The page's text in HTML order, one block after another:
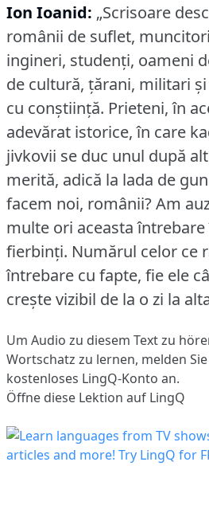
Ion Ioanid: „Scrisoare
românii de suflet,
ingineri, studenţi, oameni
de cultură, ţărani, militari
cu conştiinţă. Prieteni, în
adevărat istorice, în care
jivkovii se duc unul după
merită, adică la lada de
facem noi, românii?Am
multe ori aceasta întrebare
fierbinţi. Numărul celor ce
întrebare cu fapte, fie ele
creşte vizibil de la o zi la
Um Audio zu diesem Text zu
Wortschatz zu lernen, melden
kostenloses LingQ-Konto an.
Öffne diese Lektion auf LingQ